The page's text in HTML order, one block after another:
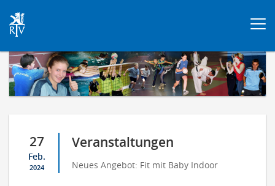
27
Feb.
2024
Veranstaltungen
Neues Angebot: Fit mit Baby Indoor